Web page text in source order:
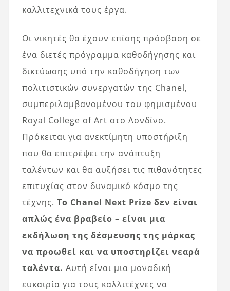
καλλιτεχνικά τους έργα.
Οι νικητές θα έχουν επίσης πρόσβαση σε
ένα διετές πρόγραμμα καθοδήγησης και
δικτύωσης υπό την καθοδήγηση των
πολιτιστικών συνεργατών της Chanel,
συμπεριλαμβανομένου του φημισμένου
Royal College of Art στο Λονδίνο.
Πρόκειται για ανεκτίμητη υποστήριξη
που θα επιτρέψει την ανάπτυξη
ταλέντων και θα αυξήσει τις πιθανότητες
επιτυχίας στον δυναμικό κόσμο της
τέχνης. Το Chanel Next Prize δεν είναι
απλώς ένα βραβείο – είναι μια
εκδήλωση της δέσμευσης της μάρκας
να προωθεί και να υποστηρίζει νεαρά
ταλέντα. Αυτή είναι μια μοναδική
ευκαιρία για τους καλλιτέχνες να